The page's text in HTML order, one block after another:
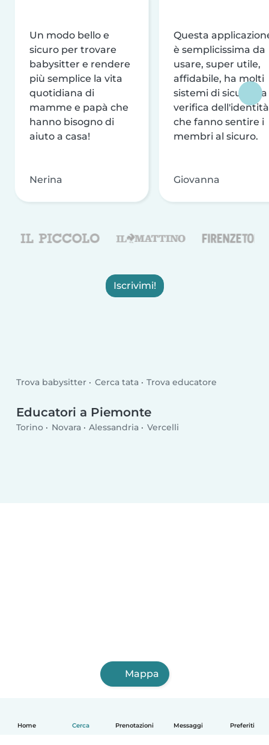
Home Cerca Prenotazioni Messaggi Preferiti
Un modo bello e
sicuro per trovare
babysitter e rendere
più semplice la vita
quotidiana di
mamme e papà che
hanno bisogno di
aiuto a casa!
Nerina
Questa
è semplicissima da
usare, super utile,
affidabile, ha molti
sistemi di sicurezza
verifica dell'identità
che fanno sentire i
membri al sicuro.
Giovanna
Iscrivimi!
Trova babysitter Cerca tata Trova educatore
Educatori a Piemonte
Torino Novara Alessandria Vercelli
Mappa